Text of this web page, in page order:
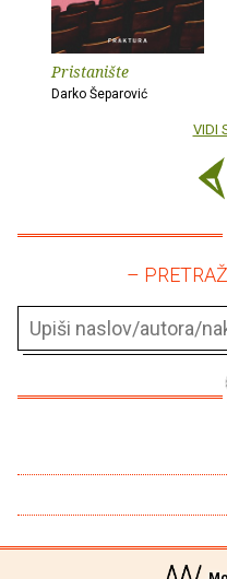
Pristanište
Darko Šeparović
VIDI
–